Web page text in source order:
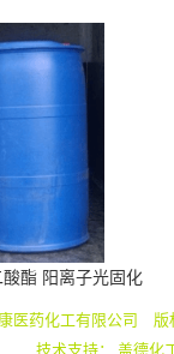
酯 阳离子光固化
医药化工有限公司 版
技术支持： 盖德化